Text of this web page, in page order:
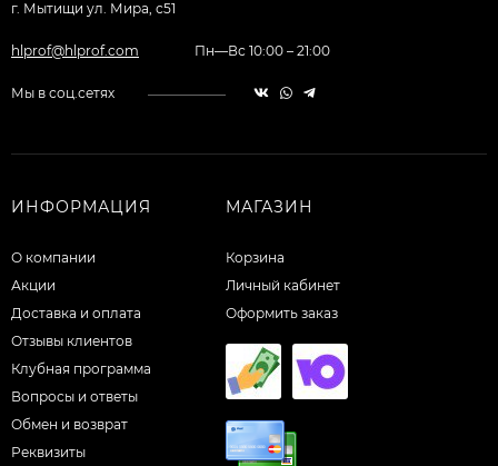
г. Мытищи ул. Мира, с51
hlprof@hlprof.com Пн—Вс 10:00 – 21:00
Мы в соц.сетях
ИНФОРМАЦИЯ
О компании
Акции
Доставка и оплата
Отзывы клиентов
Клубная программа
Вопросы и ответы
Обмен и возврат
Реквизиты
МАГАЗИН
Корзина
Личный кабинет
Оформить заказ